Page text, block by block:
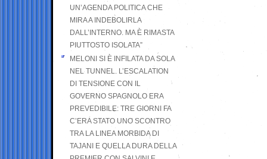
UN’AGENDA POLITICA CHE
MIRA A INDEBOLIRLA
DALL’INTERNO. MA È RIMASTA
PIUTTOSTO ISOLATA”
MELONI SI È INFILATA DA SOLA
NEL TUNNEL. L’ESCALATION
DI TENSIONE CON IL
GOVERNO SPAGNOLO ERA
PREVEDIBILE: TRE GIORNI FA
C’ERA STATO UNO SCONTRO
TRA LA LINEA MORBIDA DI
TAJANI E QUELLA DURA DELLA